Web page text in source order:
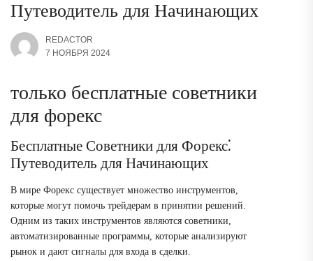
Путеводитель для Начинающих
REDACTOR
7 НОЯБРЯ 2024
только бесплатные советники
для форекс
Бесплатные Советники для Форекс⁚
Путеводитель для Начинающих
В мире Форекс существует множество инструментов,
которые могут помочь трейдерам в принятии решений.
Одним из таких инструментов являются советники,
автоматизированные программы, которые анализируют
рынок и дают сигналы для входа в сделки.